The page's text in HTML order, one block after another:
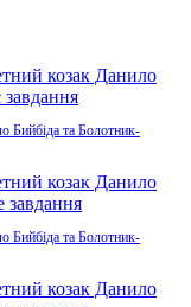
Бийбіда та Болотник-
Бийбіда та Болотник-